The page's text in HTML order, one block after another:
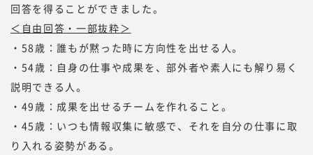
回答を得ることができました。
＜自由回答・一部抜粋＞
・58歳：誰もが黙った時に方向性を出せる人。
・54歳：自身の仕事や成果を、部外者や素人にも解り易く
説明できる人。
・49歳：成果を出せるチームを作れること。
・45歳：いつも情報収集に敏感で、それを自分の仕事に取
り入れる姿勢がある。